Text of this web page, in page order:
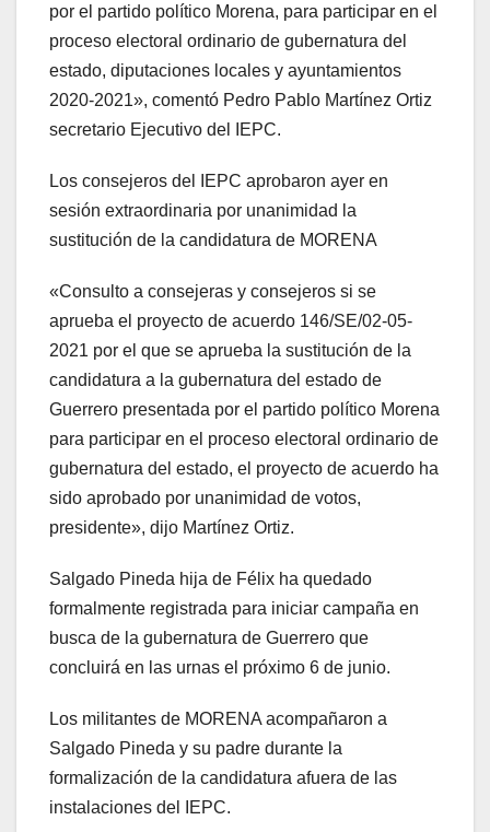
por el partido político Morena, para participar en el
proceso electoral ordinario de gubernatura del
estado, diputaciones locales y ayuntamientos
2020-2021», comentó Pedro Pablo Martínez Ortiz
secretario Ejecutivo del IEPC.
Los consejeros del IEPC aprobaron ayer en
sesión extraordinaria por unanimidad la
sustitución de la candidatura de MORENA
«Consulto a consejeras y consejeros si se
aprueba el proyecto de acuerdo 146/SE/02-05-
2021 por el que se aprueba la sustitución de la
candidatura a la gubernatura del estado de
Guerrero presentada por el partido político Morena
para participar en el proceso electoral ordinario de
gubernatura del estado, el proyecto de acuerdo ha
sido aprobado por unanimidad de votos,
presidente», dijo Martínez Ortiz.
Salgado Pineda hija de Félix ha quedado
formalmente registrada para iniciar campaña en
busca de la gubernatura de Guerrero que
concluirá en las urnas el próximo 6 de junio.
Los militantes de MORENA acompañaron a
Salgado Pineda y su padre durante la
formalización de la candidatura afuera de las
instalaciones del IEPC.